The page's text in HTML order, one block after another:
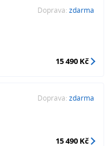
Doprava: zdarma
15 490 Kč
Doprava: zdarma
15 490 Kč